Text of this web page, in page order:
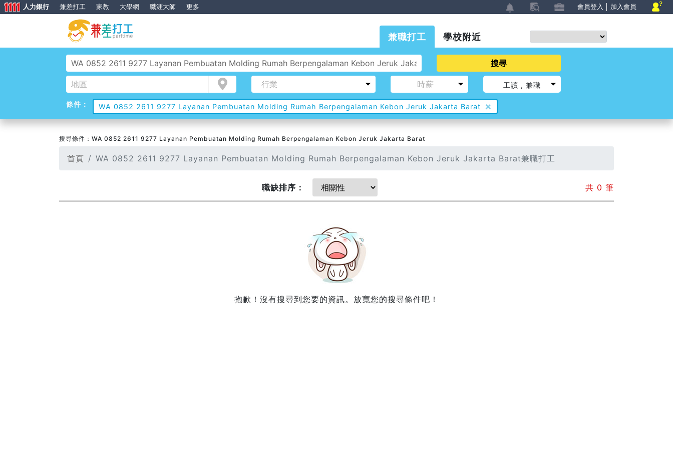
會員登入 加入會員
人力銀行 兼差打工 家教 大學網 職涯大師 更多
兼職打工 學校附近
搜尋
時薪 工讀 兼職
條件： WA 0852 2611 9277 Layanan Pembuatan Molding Rumah Berpengalaman Kebon Jeruk Jakarta Barat ×
搜尋條件：WA 0852 2611 9277 Layanan Pembuatan Molding Rumah Berpengalaman Kebon Jeruk Jakarta Barat
首頁 WA 0852 2611 9277 Layanan Pembuatan Molding Rumah Berpengalaman Kebon Jeruk Jakarta Barat兼職打工
共 0 筆
職缺排序：
抱歉！沒有搜尋到您要的資訊。放寬您的搜尋條件吧！